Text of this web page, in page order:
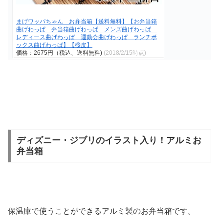
まげワッパちゃん お弁当箱【送料無料】【お弁当箱
曲げわっぱ 弁当箱曲げわっぱ メンズ曲げわっぱ
レディース曲げわっぱ 運動会曲げわっぱ ランチボ
ックス曲げわっぱ】【桜皮】
価格：2675円（税込、送料無料) (2018/2/15時点)
ディズニー・ジブリのイラスト入り！アルミお
弁当箱
保温庫で使うことができるアルミ製のお弁当箱です。